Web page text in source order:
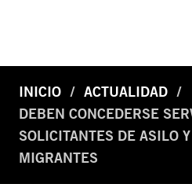
INICIO
ACTUALIDAD
DEBEN CONCEDERSE
SOLICITANTES DE ASILO
MIGRANTES